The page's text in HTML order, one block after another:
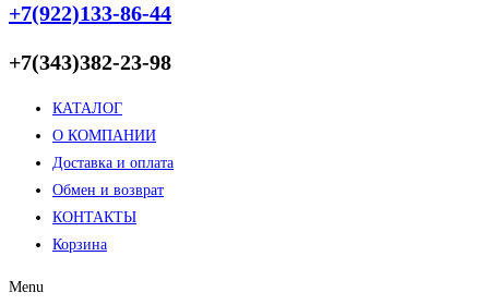
+7(922)133-86-44
+7(343)382-23-98
КАТАЛОГ
О КОМПАНИИ
Доставка и оплата
Обмен и возврат
КОНТАКТЫ
Корзина
Menu